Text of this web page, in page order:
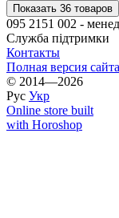
Показать 36 товаров
095 2151 002 -
Служба підтримки
Контакты
Полная версия сайта
© 2014—2026
Рус Укр
Online store built
with Horoshop